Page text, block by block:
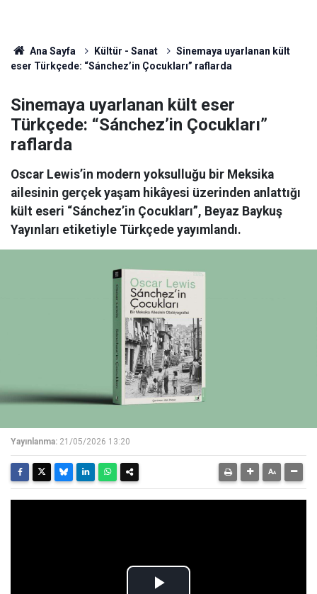
Ana Sayfa Kültür - Sanat
Sinemaya uyarlanan kült
eser Türkçede: “Sánchez’in Çocukları” raflarda
Sinemaya uyarlanan kült eser
Türkçede: “Sánchez’in Çocukları”
raflarda
Oscar Lewis’in modern yoksulluğu bir Meksika
ailesinin gerçek yaşam hikâyesi üzerinden anlattığı
kült eseri “Sánchez’in Çocukları”, Beyaz Baykuş
Yayınları etiketiyle Türkçede yayımlandı.
Yayınlanma: 21/05/2026 13:20